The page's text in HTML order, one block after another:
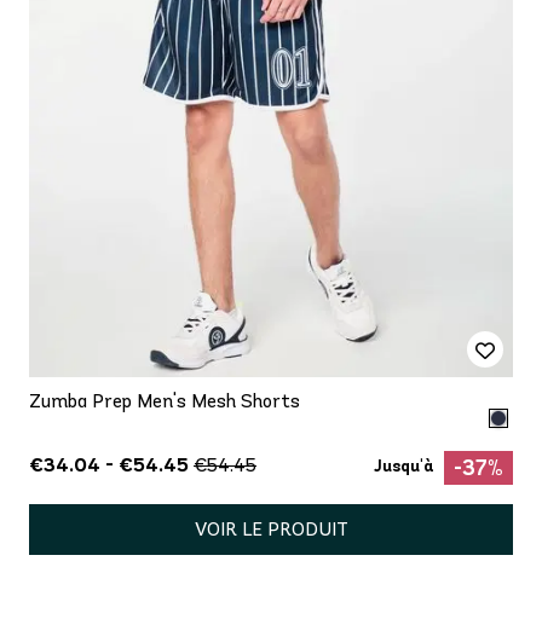
Zumba Prep Men's Mesh Shorts
€34.04 - €54.45 €54.45 Jusqu'à -37%
VOIR LE PRODUIT